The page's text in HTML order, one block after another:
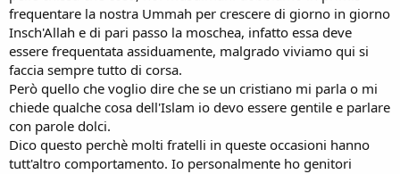
frequentare la nostra Ummah per crescere di giorno in giorno
Insch'Allah e di pari passo la moschea, infatto essa deve
essere frequentata assiduamente, malgrado viviamo qui si
faccia sempre tutto di corsa.
Però quello che voglio dire che se un cristiano mi parla o mi
chiede qualche cosa dell'Islam io devo essere gentile e parlare
con parole dolci.
Dico questo perchè molti fratelli in queste occasioni hanno
tutt'altro comportamento. Io personalmente ho genitori